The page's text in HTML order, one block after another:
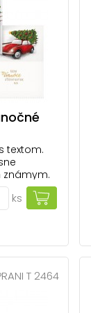
textom.
známym.
si na ne
strane:
a
...
ks
T 2464